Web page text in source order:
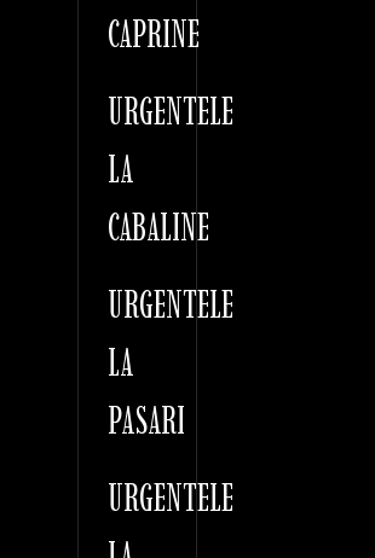
CAPRINE
URGENTELE
LA
CABALINE
URGENTELE
LA
PASARI
URGENTELE